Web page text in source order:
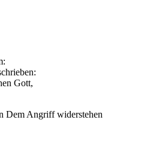
Gott,
Dem Angriff widerstehen